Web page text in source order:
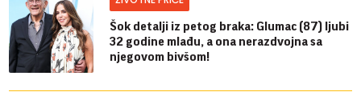
Šok detalji iz petog braka: Glumac (87) ljubi
32 godine mlađu, a ona nerazdvojna sa
njegovom bivšom!